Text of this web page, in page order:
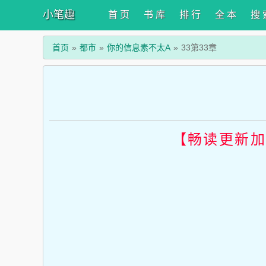
小笔趣 首 页 书 库 排 行 全 本 搜
首页 都市 你的信息素不太A 33第33章
【畅读更新